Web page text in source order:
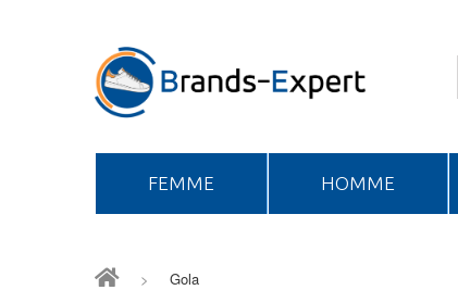
FEMME HOMME
> Gola